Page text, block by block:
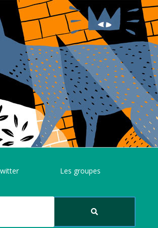
Les groupes